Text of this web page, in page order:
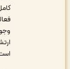
کامل
فعالیتند،
وجود
ارتشیان